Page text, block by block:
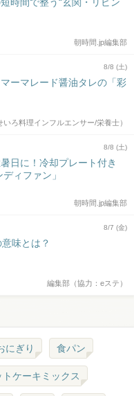
朝時間.jp編集部
8/8 (土)
ーマレード醤油タレの「彩
いろ料理インフルエンサー/栄養士）
8/8 (土)
日に！冷却プレート付き
ィファン」
朝時間.jp編集部
8/7 (金)
味とは？
編集部（協力：eステ）
にぎり 食パン
トケーキミックス